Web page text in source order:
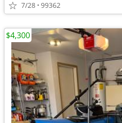
7/28 99362
$4,300